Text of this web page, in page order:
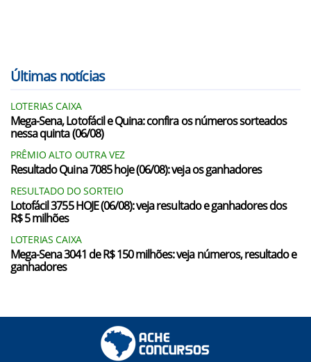
Últimas notícias
LOTERIAS CAIXA
Mega-Sena, Lotofácil e Quina: confira os números sorteados
nessa quinta (06/08)
PRÊMIO ALTO OUTRA VEZ
Resultado Quina 7085 hoje (06/08): veja os ganhadores
RESULTADO DO SORTEIO
Lotofácil 3755 HOJE (06/08): veja resultado e ganhadores dos
R$ 5 milhões
LOTERIAS CAIXA
Mega-Sena 3041 de R$ 150 milhões: veja números, resultado e
ganhadores